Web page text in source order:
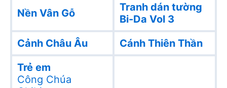
Nền Vân Gỗ
Tranh dán tường
Bi-Da Vol 3
Cảnh Châu Âu
Cánh Thiên Thần
Trẻ em
Công Chúa